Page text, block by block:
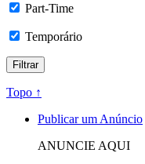
Part-Time
Temporário
Topo ↑
Publicar um Anúncio
ANUNCIE AQUI